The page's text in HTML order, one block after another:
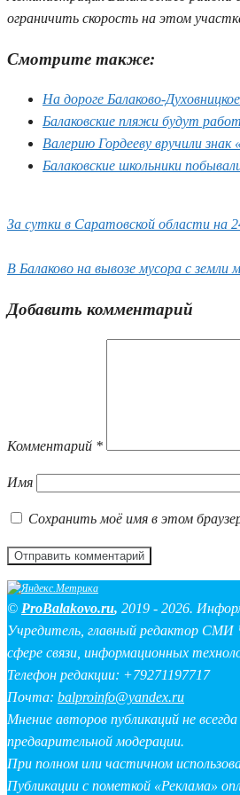
ограничить скорость на этом
Смотрите также:
На дороге Балаково-
Балаковские пляжи будут
Валерию Гордееву вручили
Балаковские школьники
За сутки в Саратовской области на
В Балаково на вывозе мусора с
Добавить комментарий
Комментарий *
Имя
Сохранить моё имя в этом
© ProBalakovo.ru, 2019 - 2026.
Учредитель, главный редактор СМИ
сфере связи, информационных
Телефон редакции: +79271197717
Почта: balproinfo@yandex.ru
Мнение авторов публикаций не
предварительной модерации.
При полном или частичном
Публикации с пометкой «Реклама»